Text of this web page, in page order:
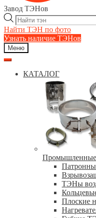
Завод ТЭНов
Поиск
товаров
Найти ТЭН по фото
Узнать наличие ТЭНов
Меню
КАТАЛОГ
ТЭНы
Плоские